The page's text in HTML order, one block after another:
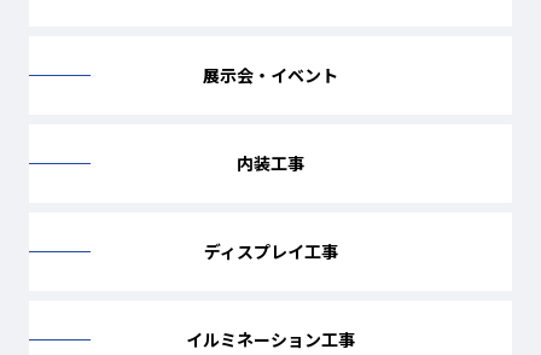
展示会・イベント
内装工事
ディスプレイ工事
イルミネーション工事